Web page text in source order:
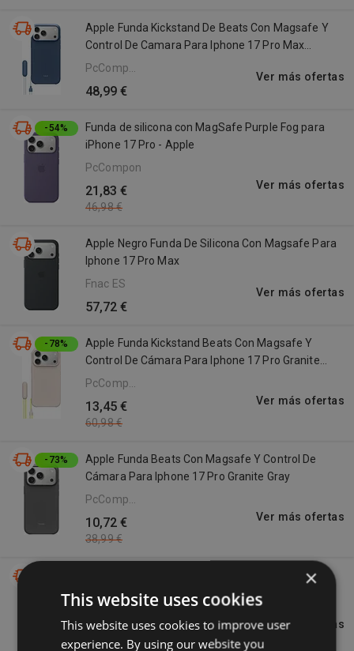
Apple Funda Kickstand De Beats Con Magsafe Y
Control De Camara Para Iphone 17 Pro Max
Bedrock Blue
PcComponentes
ES
48,99 €
Ver más ofertas
-54%
Funda de silicona con MagSafe Purple Fog para
iPhone 17 Pro - Apple
PcComponentes
21,83 €
46,98 €
Ver más ofertas
Apple Negro Funda De Silicona Con Magsafe Para
Iphone 17 Pro Max
Fnac ES
57,72 €
Ver más ofertas
-78%
Apple Funda Kickstand Beats Con Magsafe Y
Control De Cámara Para Iphone 17 Pro Granite
Grey
PcComponentes
ES
13,45 €
60,98 €
Ver más ofertas
-73%
Apple Funda Beats Con Magsafe Y Control De
Cámara Para Iphone 17 Pro Granite Gray
PcComponentes
ES
10,72 €
38,99 €
Ver más ofertas
MagSafe, Para iPhone 17 Pro Max, Transpa
42,48 €
Ver más ofertas
×
This website uses cookies
This website uses cookies to improve user
experience. By using our website you